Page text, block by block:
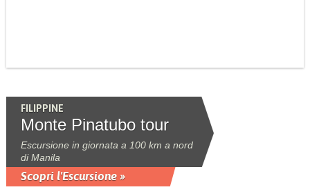
FILIPPINE
Monte Pinatubo tour
Escursione in giornata a 100 km a nord
di Manila
Scopri l'Escursione »